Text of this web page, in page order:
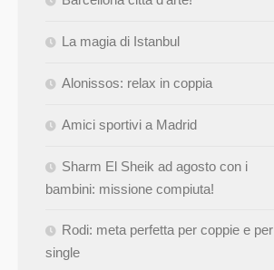
La magia di Istanbul
Alonissos: relax in coppia
Amici sportivi a Madrid
Sharm El Sheik ad agosto con i
bambini: missione compiuta!
Rodi: meta perfetta per coppie e per
single